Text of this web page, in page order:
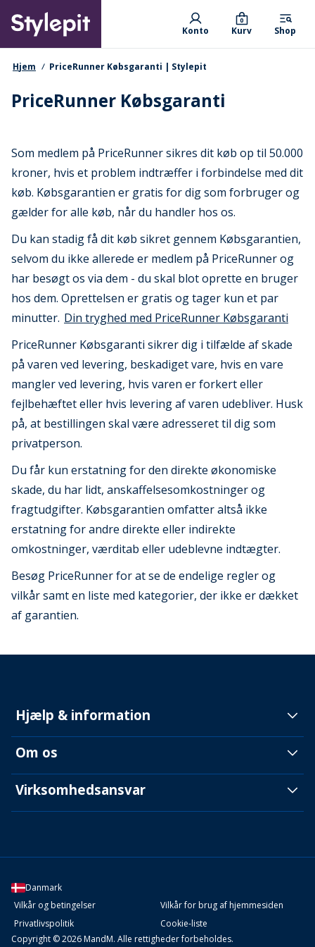
main
content
Primary departments
Konto Kurv
0
Shop
navigationssti
Hjem PriceRunner Købsgaranti | Stylepit
PriceRunner Købsgaranti
Som medlem på PriceRunner sikres dit køb op til 50.000
kroner, hvis et problem indtræffer i forbindelse med dit
køb. Købsgarantien er gratis for dig som forbruger og
gælder for alle køb, når du handler hos os.
Du kan stadig få dit køb sikret gennem Købsgarantien,
selvom du ikke allerede er medlem på PriceRunner og
har besøgt os via dem - du skal blot oprette en bruger
hos dem. Oprettelsen er gratis og tager kun et par
minutter. Din tryghed med PriceRunner Købsgaranti
PriceRunner Købsgaranti sikrer dig i tilfælde af skade
på varen ved levering, beskadiget vare, hvis en vare
mangler ved levering, hvis varen er forkert eller
fejlbehæftet eller hvis levering af varen udebliver. Husk
på, at bestillingen skal være adresseret til dig som
privatperson.
Du får kun erstatning for den direkte økonomiske
skade, du har lidt, anskaffelsesomkostninger og
fragtudgifter. Købsgarantien omfatter altså ikke
erstatning for andre direkte eller indirekte
omkostninger, værditab eller udeblevne indtægter.
Besøg PriceRunner for at se de endelige regler og
vilkår samt en liste med kategorier, der ikke er dækket
af garantien.
Hjælp & information
Om os
Virksomhedsansvar
Danmark
Vilkår og betingelser
Vilkår for brug af hjemmesiden
Privatlivspolitik
Cookie-liste
Copyright © 2026 MandM. Alle rettigheder forbeholdes.